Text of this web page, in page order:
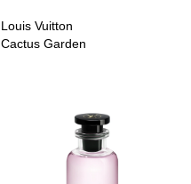
Louis Vuitton
Cactus Garden